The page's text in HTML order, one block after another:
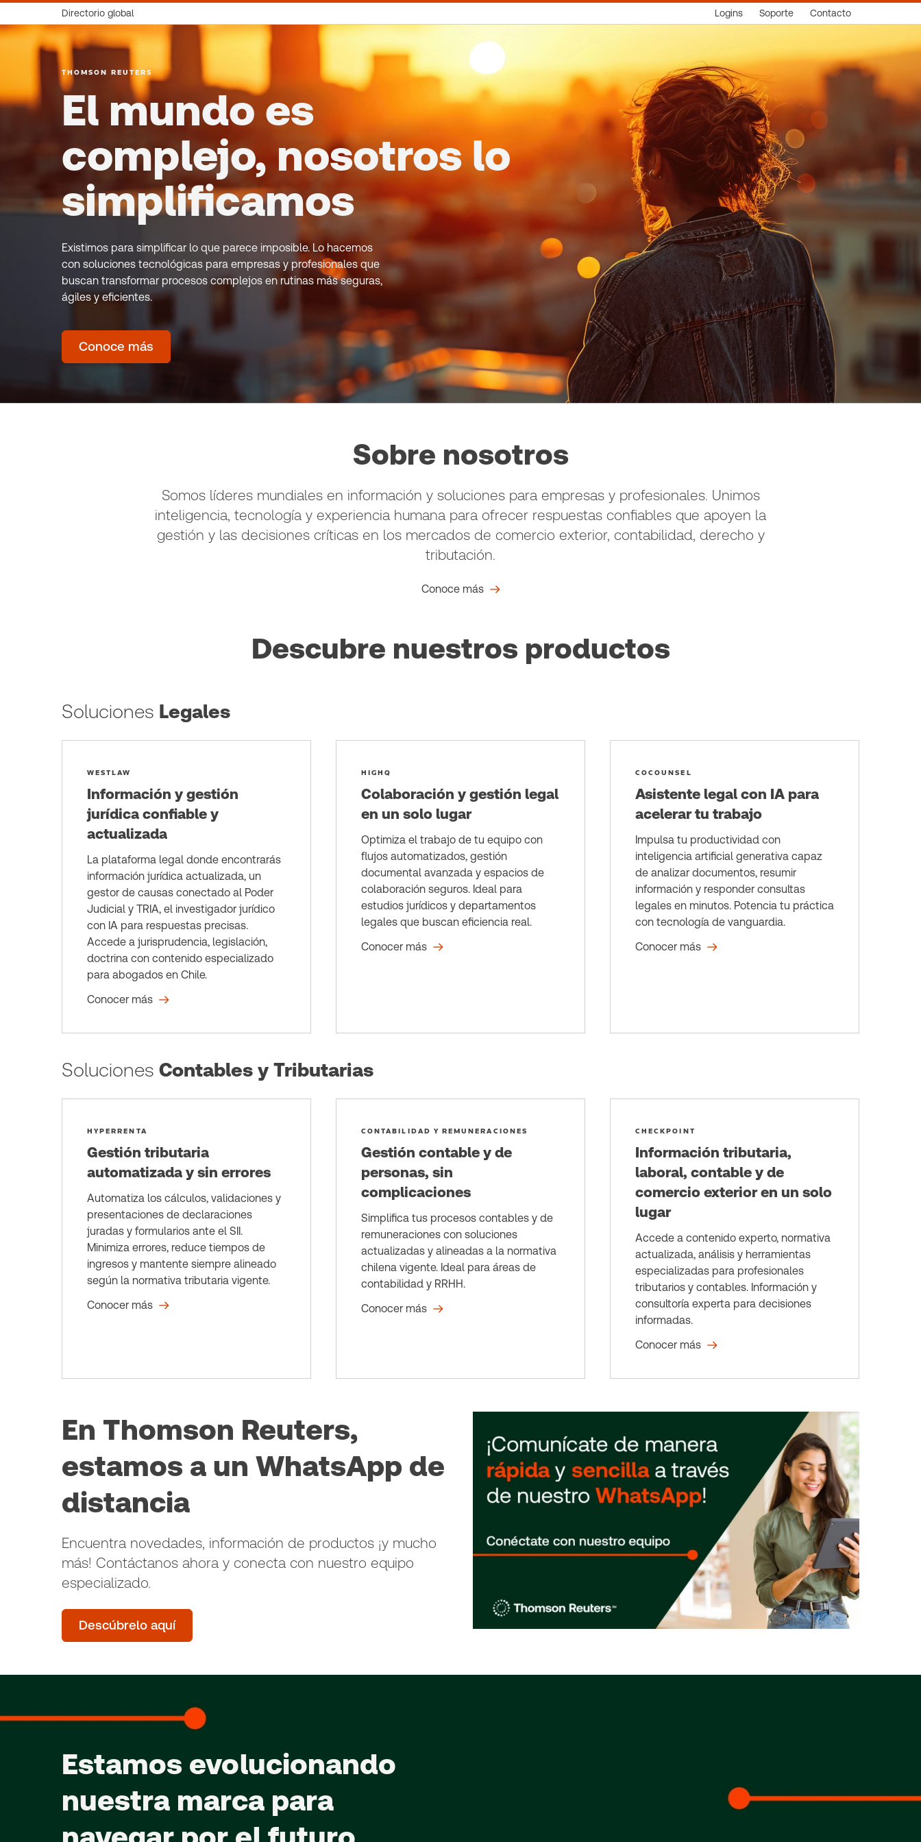
Directorio global Logins Soporte Contacto
THOMSON REUTERS
El mundo es
complejo, nosotros lo
simplificamos
Existimos para simplificar lo que parece imposible. Lo hacemos
con soluciones tecnológicas para empresas y profesionales que
buscan transformar procesos complejos en rutinas más seguras,
ágiles y eficientes.
Conoce más
Sobre nosotros
Somos líderes mundiales en información y soluciones para empresas y profesionales. Unimos
inteligencia, tecnología y experiencia humana para ofrecer respuestas confiables que apoyen la
gestión y las decisiones críticas en los mercados de comercio exterior, contabilidad, derecho y
tributación.
Conoce más
Descubre nuestros productos
Soluciones Legales
WESTLAW
Información y gestión
jurídica confiable y
actualizada
La plataforma legal donde encontrarás
información jurídica actualizada, un
gestor de causas conectado al Poder
Judicial y TRIA, el investigador jurídico
con IA para respuestas precisas.
Accede a jurisprudencia, legislación,
doctrina con contenido especializado
para abogados en Chile.
Conocer más
HIGHQ
Colaboración y gestión legal
en un solo lugar
Optimiza el trabajo de tu equipo con
flujos automatizados, gestión
documental avanzada y espacios de
colaboración seguros. Ideal para
estudios jurídicos y departamentos
legales que buscan eficiencia real.
Conocer más
COCOUNSEL
Asistente legal con IA para
acelerar tu trabajo
Impulsa tu productividad con
inteligencia artificial generativa capaz
de analizar documentos, resumir
información y responder consultas
legales en minutos. Potencia tu práctica
con tecnología de vanguardia.
Conocer más
Soluciones Contables y Tributarias
HYPERRENTA
Gestión tributaria
automatizada y sin errores
Automatiza los cálculos, validaciones y
presentaciones de declaraciones
juradas y formularios ante el SII.
Minimiza errores, reduce tiempos de
ingresos y mantente siempre alineado
según la normativa tributaria vigente.
Conocer más
CONTABILIDAD Y REMUNERACIONES
Gestión contable y de
personas, sin
complicaciones
Simplifica tus procesos contables y de
remuneraciones con soluciones
actualizadas y alineadas a la normativa
chilena vigente. Ideal para áreas de
contabilidad y RRHH.
Conocer más
CHECKPOINT
Información tributaria,
laboral, contable y de
comercio exterior en un solo
lugar
Accede a contenido experto, normativa
actualizada, análisis y herramientas
especializadas para profesionales
tributarios y contables. Información y
consultoría experta para decisiones
informadas.
Conocer más
En Thomson Reuters,
estamos a un WhatsApp de
distancia
Encuentra novedades, información de productos ¡y mucho
más! Contáctanos ahora y conecta con nuestro equipo
especializado.
Descúbrelo aquí
Estamos evolucionando
nuestra marca para